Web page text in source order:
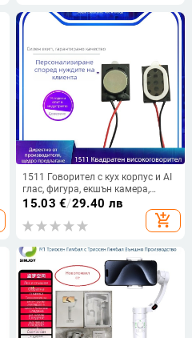
1511 Говорител с кух корпус и AI
глас, фигура, екшън камера,
автомобилно монтирани
медицински AI очила и масажор
15.03 €/29.40 лв
add_shopping_cart